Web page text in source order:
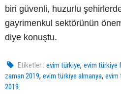
biri güvenli, huzurlu
gayrimenkul sektörünün
diye konuştu.
Etiketler : evim türkiye,evim türkiye
zaman 2019, evim türkiye almanya, evim
2019